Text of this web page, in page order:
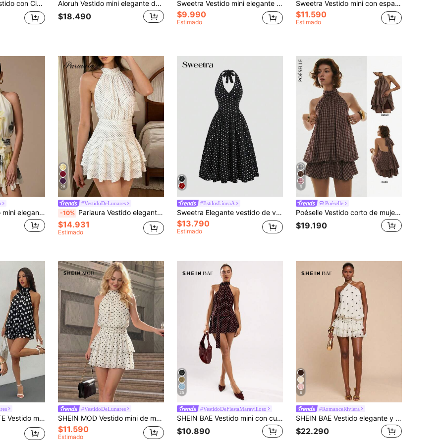
SHEIN PariChic Vestido con Cintura de Lazo Halter, Tela Texturizada con Lazo Grande en la Espalda & Doble Volante en el Bajo Aloruh Vestido mini elegante de mujer con lunares marrones y blancos de gasa, vestido de verano elegante y sofisticado para fiesta de té, boda, invitada, salida nocturna, vestido de sol con cuello halter y lazo
$18.490
Sweetra Vestido mini elegante sin mangas con estampado de lunares en forma de línea A, con decoración de hebilla metálica y corbata en el cuello, atuendo retro y romántico para el trabajo diario para mujeres, color café
$9.990
Estimado
Sweetra Vestido mini con espalda descubierta, estilo sexy y picante, de cuello halter, adecuado para citas, vacaciones, verano
$11.590
Estimado
SHEIN BAE Vestido mini elegante de mujer color crema con tirantes finos, estampado floral menudo, espalda descubierta y bajo con volantes, para fiesta de té de verano y vacaciones, vestidos de verano amarillos
28
#VestidoDeLunares
-10% Pariaura Vestido elegante y romántico de lunares en blanco y negro con cuello halter, cintura ajustada, volantes plisados, vestido corto, nuevo vestido de primavera/verano, vestido para cita de San Valentín, vestido casual de vacaciones, vestido romántico, vestido corto multicapa con volantes de primavera/verano, vestido francés, vestido de cumpleaños, vestido de vacaciones en la playa, vestido de invitada de boda, vestido elegante de fiesta
$14.931
Estimado
#EstilosLíneaA
Sweetra Elegante vestido de verano con lunares, sin espalda, con escote halter
$13.790
Estimado
9
Poéselle
Poéselle Vestido corto de mujer con cuello halter, volantes y estampado de cuadros
$19.190
vestidos de verano para mujer, para mujeres de talla pequeña
#VestidoDeLunares
SHEIN MOD Vestido mini de moda para mujer con estampado de lunares, cuello halter y dobladillo con volantes plisados
$11.590
Estimado
25
#VestidoDeFiestaMaravilloso
SHEIN BAE Vestido mini con cuello halter y espalda descubierta con estampado de lunares, para el verano
$10.890
6
#RomanceRiviera
SHEIN BAE Vestido elegante y sexy con escote halter, lunares en color albaricoque y negro, volantes en el bajo, adecuado para fiestas, vacaciones, banquetes, bodas, salidas nocturnas, citas románticas, primavera/verano
$22.290